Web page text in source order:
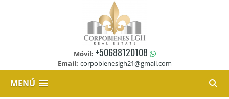
Móvil: +50688120108
Email: corpobieneslgh21@gmail.com
MENÚ